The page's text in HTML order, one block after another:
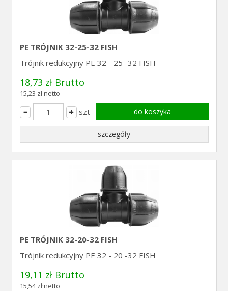
PE TRÓJNIK 32-25-32 FISH
Trójnik redukcyjny PE 32 - 25 -32 FISH
18,73 zł Brutto
15,23 zł netto
szt do koszyka
szczegóły
PE TRÓJNIK 32-20-32 FISH
Trójnik redukcyjny PE 32 - 20 -32 FISH
19,11 zł Brutto
15,54 zł netto